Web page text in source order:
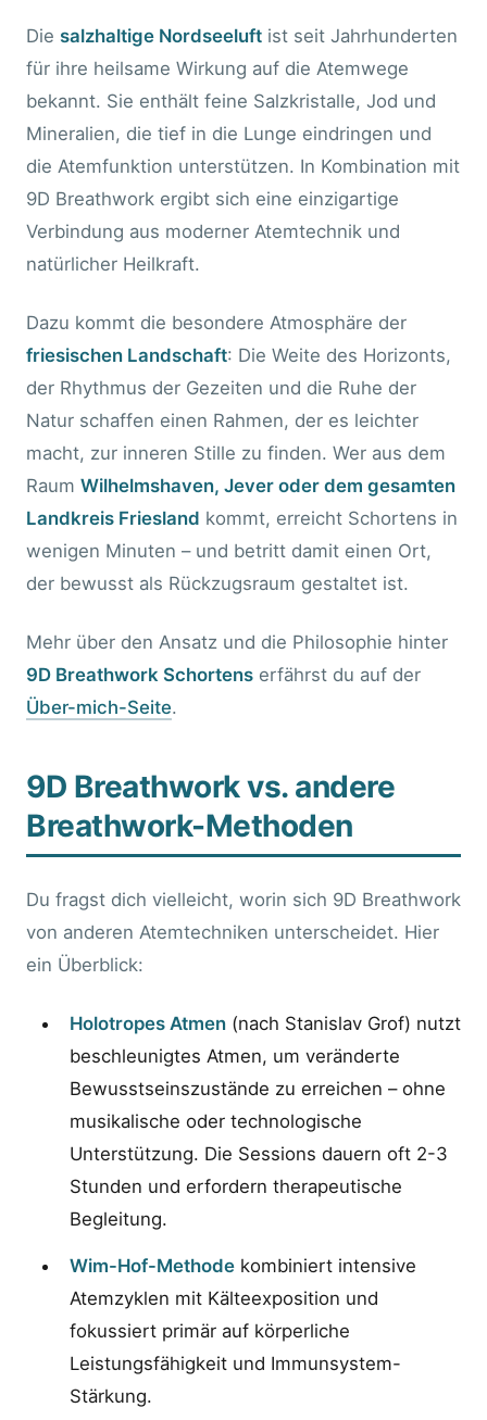
Die salzhaltige Nordseeluft ist seit Jahrhunderten
für ihre heilsame Wirkung auf die Atemwege
bekannt. Sie enthält feine Salzkristalle, Jod und
Mineralien, die tief in die Lunge eindringen und
die Atemfunktion unterstützen. In Kombination mit
9D Breathwork ergibt sich eine einzigartige
Verbindung aus moderner Atemtechnik und
natürlicher Heilkraft.
Dazu kommt die besondere Atmosphäre der
friesischen Landschaft: Die Weite des Horizonts,
der Rhythmus der Gezeiten und die Ruhe der
Natur schaffen einen Rahmen, der es leichter
macht, zur inneren Stille zu finden. Wer aus dem
Raum Wilhelmshaven, Jever oder dem gesamten
Landkreis Friesland kommt, erreicht Schortens in
wenigen Minuten – und betritt damit einen Ort,
der bewusst als Rückzugsraum gestaltet ist.
Mehr über den Ansatz und die Philosophie hinter
9D Breathwork Schortens erfährst du auf der
Über-mich-Seite.
9D Breathwork vs. andere
Breathwork-Methoden
Du fragst dich vielleicht, worin sich 9D Breathwork
von anderen Atemtechniken unterscheidet. Hier
ein Überblick:
Holotropes Atmen (nach Stanislav Grof) nutzt
beschleunigtes Atmen, um veränderte
Bewusstseinszustände zu erreichen – ohne
musikalische oder technologische
Unterstützung. Die Sessions dauern oft 2-3
Stunden und erfordern therapeutische
Begleitung.
Wim-Hof-Methode kombiniert intensive
Atemzyklen mit Kälteexposition und
fokussiert primär auf körperliche
Leistungsfähigkeit und Immunsystem-
Stärkung.